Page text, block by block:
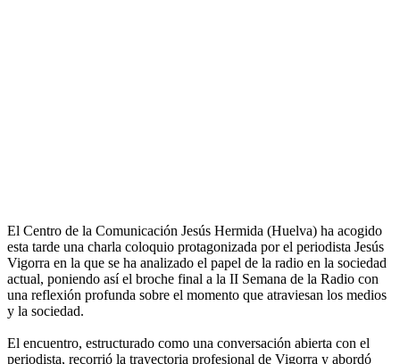
El Centro de la Comunicación Jesús Hermida (Huelva) ha acogido
esta tarde una charla coloquio protagonizada por el periodista Jesús
Vigorra en la que se ha analizado el papel de la radio en la sociedad
actual, poniendo así el broche final a la II Semana de la Radio con
una reflexión profunda sobre el momento que atraviesan los medios
y la sociedad.
El encuentro, estructurado como una conversación abierta con el
periodista, recorrió la trayectoria profesional de Vigorra y abordó